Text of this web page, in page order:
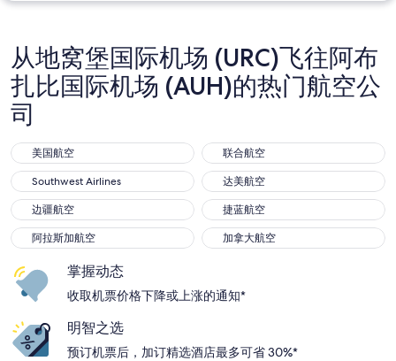
从地窝堡国际机场 (URC)飞往阿布
扎比国际机场 (AUH)的热门航空公
司
美国航空
美国航空 联合航空
联合航空
Southwest Airlines
Southwest Airlines 达美航空
达美航空
边疆航空
边疆航空 捷蓝航空
捷蓝航空
阿拉斯加航空
阿拉斯加航空 加拿大航空
加拿大航空
掌握动态
收取机票价格下降或上涨的通知*
明智之选
预订机票后，加订精选酒店最多可省 30%*